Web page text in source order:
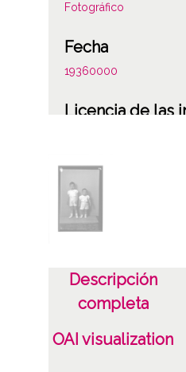
Fotográfico
Fecha
19360000
Licencia de las
Descripción
completa
OAI visualization